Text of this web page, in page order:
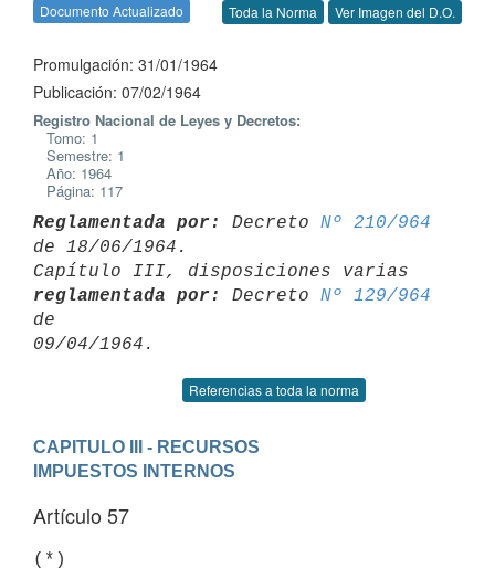
Documento Actualizado Toda la Norma Ver Imagen del D.O.
Promulgación: 31/01/1964
Publicación: 07/02/1964
Registro Nacional de Leyes y Decretos:
Tomo: 1
Semestre: 1
Año: 1964
Página: 117
Reglamentada por: Decreto Nº 210/964
de 18/06/1964.
reglamentada por:
Decreto Nº 129/964
de
Referencias a toda la norma
CAPITULO III - RECURSOS
IMPUESTOS INTERNOS
Artículo 57
(*)